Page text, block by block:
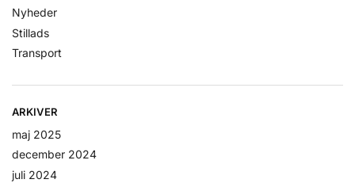
Nyheder
Stillads
Transport
ARKIVER
maj 2025
december 2024
juli 2024